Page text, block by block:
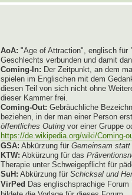
AoA: "Age of Attraction", englisch für
Geschlechts verbunden und damit
Coming-In: Der Zeitpunkt, an dem
spielen im Englischen mit dem
diesen Teil von sich nicht ohne
dieser Kammer frei.
Coming-Out: Gebräuchliche
beziehen, in der man einer Person
öffentliches Outing vor einer Gruppe
https://de.wikipedia.org/wiki/Coming-
GSA: Abkürzung für Gemeinsam statt
KTW: Abkürzung für das
Therapie unter Schweigepflicht für
SuH: Abkürzung für Schicksal und
VirPed Das englischsprachige Forum